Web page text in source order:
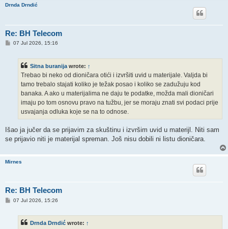
Drnda Drndić
Re: BH Telecom
P07 Jul 2026, 15:16
Sitna buranija wrote: ↑
Trebao bi neko od dioničara otići i izvršiti uvid u materijale. Valjda bi
tamo trebalo stajati koliko je težak posao i koliko se zadužuju kod
banaka. A ako u materijalima ne daju te podatke, možda mali dioničari
imaju po tom osnovu pravo na tužbu, jer se moraju znati svi podaci prije
usvajanja odluka koje se na to odnose.
Išao ja jučer da se prijavim za skuštinu i izvršim uvid u materijl. Niti sam
se prijavio niti je materijal spreman. Još nisu dobili ni listu dioničara.
Mirnes
Re: BH Telecom
P07 Jul 2026, 15:26
Drnda Drndić wrote: ↑